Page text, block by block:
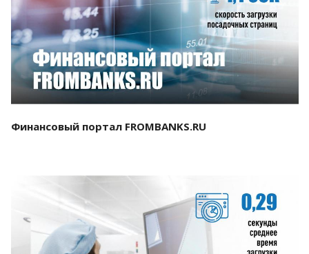
Смотреть проект
Финансовый портал FROMBANKS.RU